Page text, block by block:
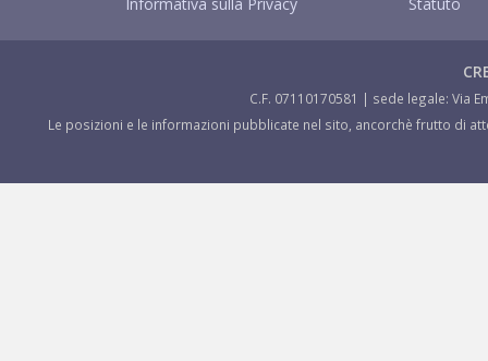
C.F. 07110170581 | sede legale: Via
Le posizioni e le informazioni pubblicate nel sito, ancorchè frutto di